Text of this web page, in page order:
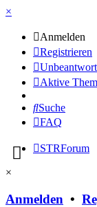
×
Anmelden
Registrieren
Aktive
Suche
FAQ
STRForum
×
Anmelden •